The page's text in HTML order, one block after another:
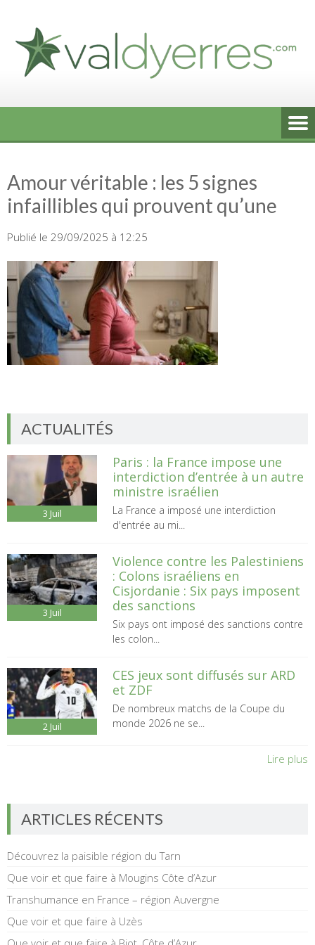
content
Amour véritable : les 5 signes
infaillibles qui prouvent qu’une
Publié le 29/09/2025 à 12:25
ACTUALITÉS
3 Juil
Paris : la France impose une
interdiction d’entrée à un autre
ministre israélien
La France a imposé une interdiction
d'entrée au mi...
3 Juil
Violence contre les Palestiniens
: Colons israéliens en
Cisjordanie : Six pays imposent
des sanctions
Six pays ont imposé des sanctions contre
les colon...
2 Juil
CES jeux sont diffusés sur ARD
et ZDF
De nombreux matchs de la Coupe du
monde 2026 ne se...
Lire plus
ARTICLES RÉCENTS
Découvrez la paisible région du Tarn
Que voir et que faire à Mougins Côte d’Azur
Transhumance en France – région Auvergne
Que voir et que faire à Uzès